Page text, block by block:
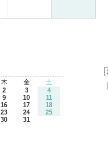
木 金
土
2 3
4
9 10
11
16 17
18
23 24
25
30 31